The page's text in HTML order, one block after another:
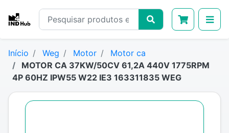
Início Weg Motor
Motor ca
MOTOR CA 37KW/50CV 61,2A 440V 1775RPM
4P 60HZ IPW55 W22 IE3 163311835 WEG